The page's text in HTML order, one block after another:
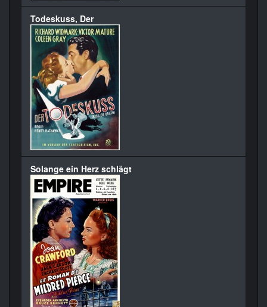
Todeskuss, Der
Solange ein Herz schlägt